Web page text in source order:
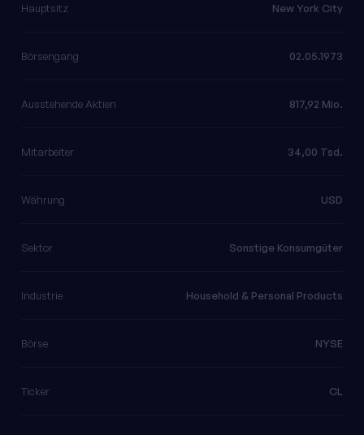
Hauptsitz New York City
Börsengang 02.05.1973
Ausstehende Aktien 817,92 Mio.
Mitarbeiter 34,00 Tsd.
Währung USD
Sektor Sonstige Konsumgüter
Industrie Household & Personal Products
Börse NYSE
Ticker CL